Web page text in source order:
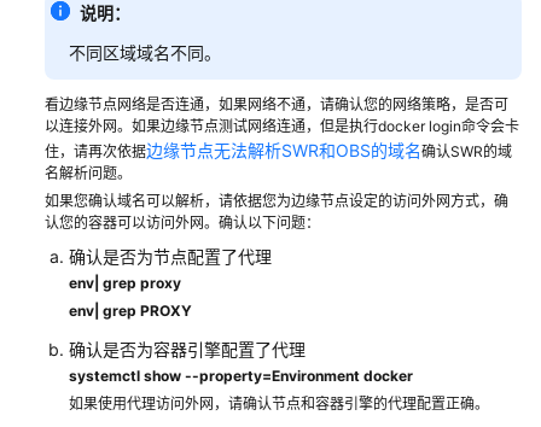
说明：
不同区域域名不同。
看边缘节点网络是否连通，如果网络不通，请确认您的网络策略，是否可
以连接外网。如果边缘节点测试网络连通，但是执行docker login命令会卡
住，请再次依据边缘节点无法解析SWR和OBS的域名确认SWR的域
名解析问题。
如果您确认域名可以解析，请依据您为边缘节点设定的访问外网方式，确
认您的容器可以访问外网。确认以下问题：
确认是否为节点配置了代理
env| grep proxy
env| grep PROXY
确认是否为容器引擎配置了代理
systemctl show --property=Environment docker
如果使用代理访问外网，请确认节点和容器引擎的代理配置正确。